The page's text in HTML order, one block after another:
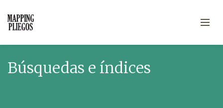
Búsquedas e índices